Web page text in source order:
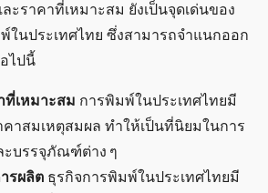
ะราคาที่เหมาะสม ยังเป็นจุดเด่นของ
ในประเทศไทย ซึ่งสามารถจำแนกออก
ไปนี้
เหมาะสม การพิมพ์ในประเทศไทยมี
าสมเหตุสมผล ทำให้เป็นที่นิยมในการ
บรรจุภัณฑ์ต่าง ๆ
รผลิต ธุรกิจการพิมพ์ในประเทศไทยมี